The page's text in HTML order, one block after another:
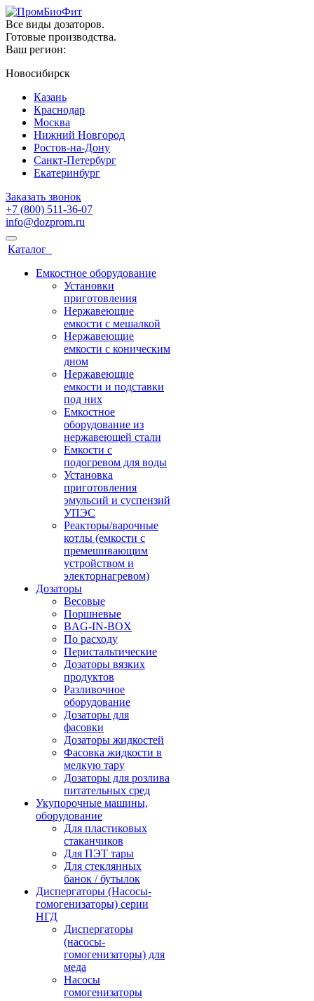
Все виды дозаторов.
Готовые производства.
Ваш регион:
Новосибирск
Казань
Краснодар
Москва
Нижний Новгород
Ростов-на-Дону
Санкт-Петербург
Екатеринбург
Заказать звонок
+7 (800) 511-36-07
info@dozprom.ru
Каталог
Емкостное оборудование
Установки
приготовления
Нержавеющие
емкости с мешалкой
Нержавеющие
емкости с коническим
дном
Нержавеющие
емкости и подставки
под них
Емкостное
оборудование из
нержавеющей стали
Емкости с
подогревом для воды
Установка
приготовления
эмульсий и суспензий
УПЭС
Реакторы/варочные
котлы (емкости с
премешивающим
устройством и
электорнагревом)
Дозаторы
Весовые
Поршневые
BAG-IN-BOX
По расходу
Перистальтические
Дозаторы вязких
продуктов
Разливочное
оборудование
Дозаторы для
фасовки
Дозаторы жидкостей
Фасовка жидкости в
мелкую тару
Дозаторы для розлива
питательных сред
Укупорочные машины,
оборудование
Для пластиковых
стаканчиков
Для ПЭТ тары
Для стеклянных
банок / бутылок
Диспергаторы (Насосы-
гомогенизаторы) серии
НГД
Диспергаторы
(насосы-
гомогенизаторы) для
меда
Насосы
гомогенизаторы